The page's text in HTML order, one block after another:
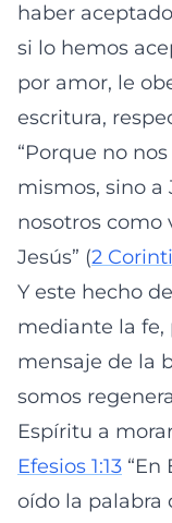
haber
si lo hemos
por amor, le
escritura,
“Porque no
mismos, sino a
nosotros como
Jesús” (2
Y este hecho
mediante la fe,
mensaje de la
somos
Espíritu a
Efesios 1:13 “En
oído la palabra